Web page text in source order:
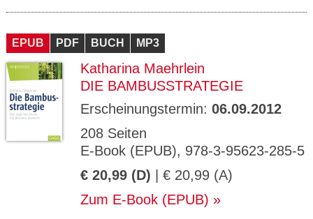
EPUB PDF BUCH MP3
Katharina Maehrlein
DIE BAMBUSSTRATEGIE
Erscheinungstermin: 06.09.2012
208 Seiten
E-Book (EPUB), 978-3-95623-285-5
€ 20,99 (D) | € 20,99 (A)
Zum E-Book (EPUB)